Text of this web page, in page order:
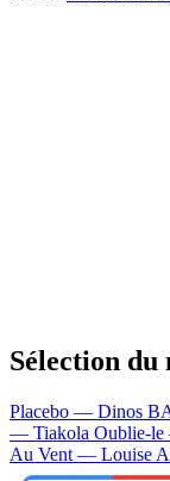
Sélection du
Placebo — Dinos
— Tiakola Oublie-
Au Vent — Louise